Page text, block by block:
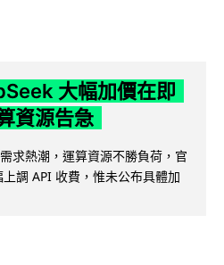
大幅加價在即
資源告急
求熱潮，運算資源不勝負荷，官
調 API 收費，惟未公布具體加